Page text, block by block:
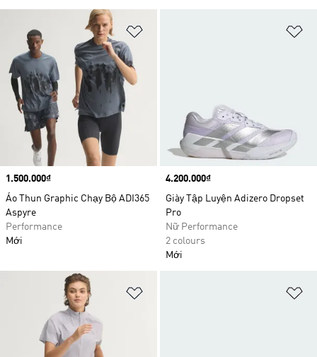
Price
1.500.000₫
Áo Thun Graphic Chạy Bộ ADI365
Aspyre
Performance
Mới
Price
4.200.000₫
Giày Tập Luyện Adizero Dropset
Pro
Nữ Performance
2 colours
Mới